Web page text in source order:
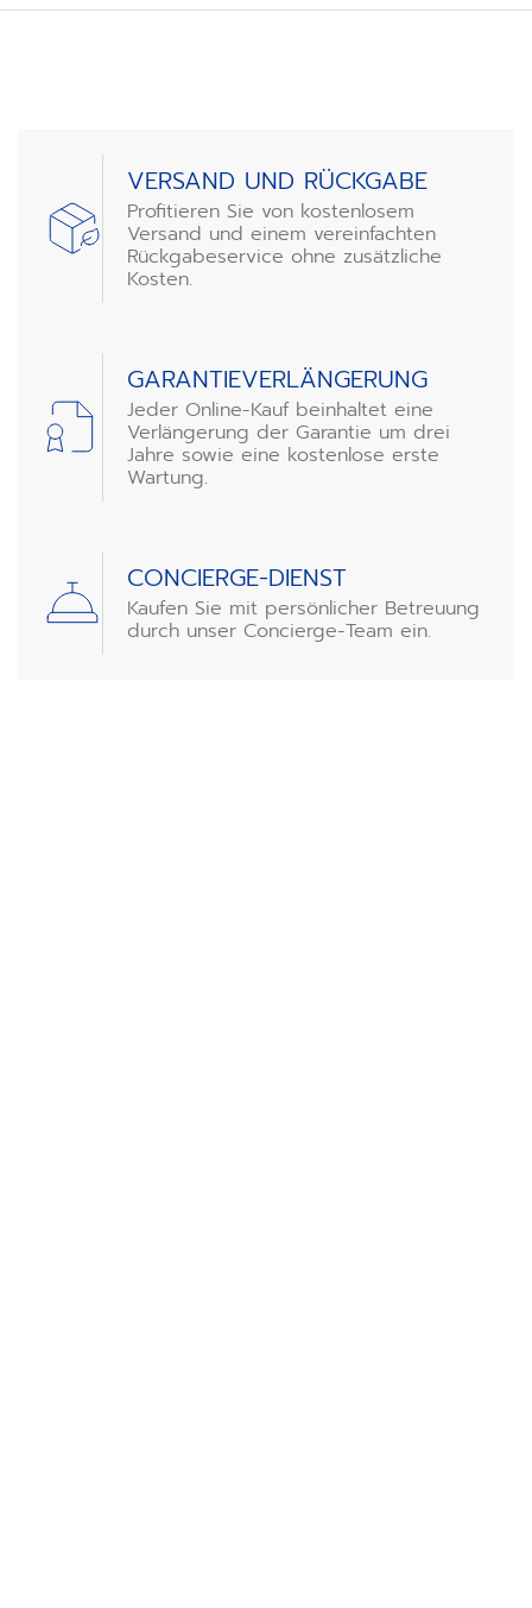
of
VERSAND UND RÜCKGABE
Profitieren Sie von kostenlosem
Versand und einem vereinfachten
Rückgabeservice ohne zusätzliche
Kosten.
GARANTIEVERLÄNGERUNG
Jeder Online-Kauf beinhaltet eine
Verlängerung der Garantie um drei
Jahre sowie eine kostenlose erste
Wartung.
CONCIERGE-DIENST
Kaufen Sie mit persönlicher Betreuung
durch unser Concierge-Team ein.